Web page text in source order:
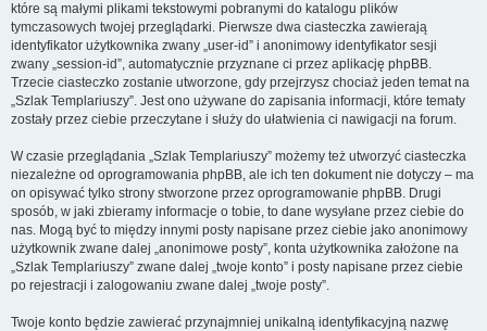
które są małymi plikami tekstowymi pobranymi do katalogu plików
tymczasowych twojej przeglądarki. Pierwsze dwa ciasteczka zawierają
identyfikator użytkownika zwany „user-id” i anonimowy identyfikator sesji
zwany „session-id”, automatycznie przyznane ci przez aplikację phpBB.
Trzecie ciasteczko zostanie utworzone, gdy przejrzysz chociaż jeden temat na
„Szlak Templariuszy”. Jest ono używane do zapisania informacji, które tematy
zostały przez ciebie przeczytane i służy do ułatwienia ci nawigacji na forum.
W czasie przeglądania „Szlak Templariuszy” możemy też utworzyć ciasteczka
niezależne od oprogramowania phpBB, ale ich ten dokument nie dotyczy – ma
on opisywać tylko strony stworzone przez oprogramowanie phpBB. Drugi
sposób, w jaki zbieramy informacje o tobie, to dane wysyłane przez ciebie do
nas. Mogą być to między innymi posty napisane przez ciebie jako anonimowy
użytkownik zwane dalej „anonimowe posty”, konta użytkownika założone na
„Szlak Templariuszy” zwane dalej „twoje konto” i posty napisane przez ciebie
po rejestracji i zalogowaniu zwane dalej „twoje posty”.
Twoje konto będzie zawierać przynajmniej unikalną identyfikacyjną nazwę